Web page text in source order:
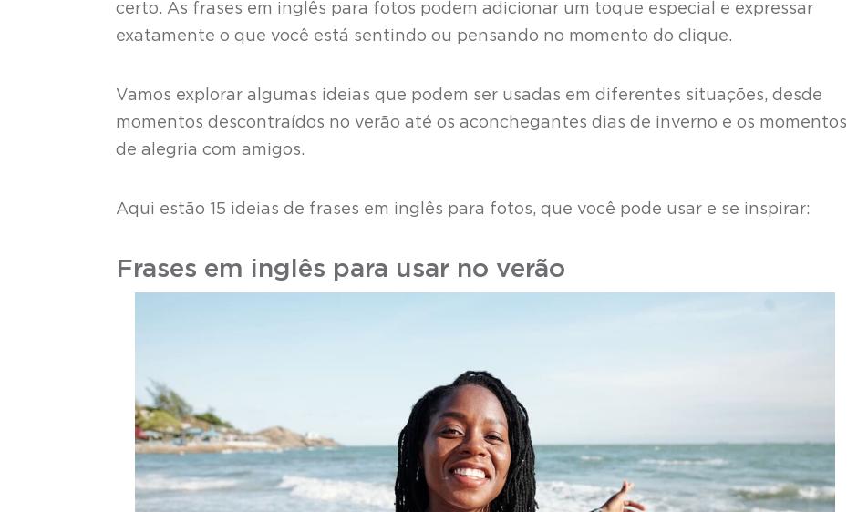
certo. As frases em inglês para fotos podem adicionar um toque especial e expressar
exatamente o que você está sentindo ou pensando no momento do clique.
Vamos explorar algumas ideias que podem ser usadas em diferentes situações, desde
momentos descontraídos no verão até os aconchegantes dias de inverno e os momentos
de alegria com amigos.
Aqui estão 15 ideias de frases em inglês para fotos, que você pode usar e se inspirar:
Frases em inglês para usar no verão